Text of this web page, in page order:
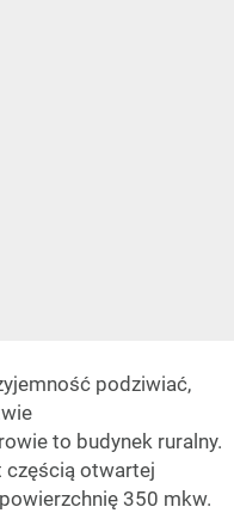
podziwiać,
to budynek ruralny.
częścią otwartej
350 mkw.